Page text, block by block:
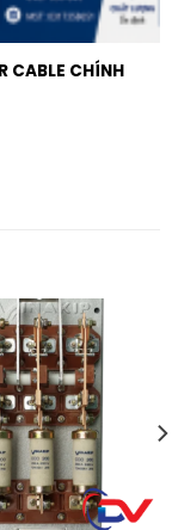
hoặc đánh
sẽ để đảm
sản xuất
soát chất
Cầu dao kiểu
bị điện,
tục và an
chu đáo
hàng hoàn
này cho hệ
CABLE CHÍNH